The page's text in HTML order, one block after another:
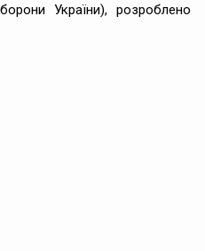
України), розроблено